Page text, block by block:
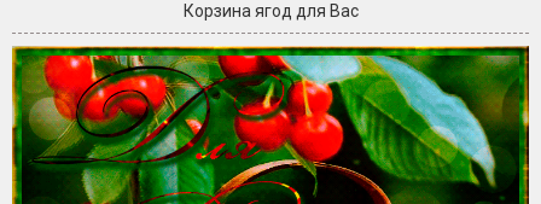
Корзина ягод для Вас
+2